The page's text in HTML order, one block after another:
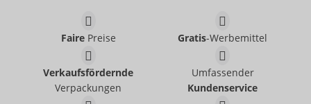
Waves of Pleasure
06314420000
Organica Massage Oil
Shunga
FairePreise Gratis-Werbemittel
Verkaufsfördernde
Verpackungen
Umfassender
Kundenservice